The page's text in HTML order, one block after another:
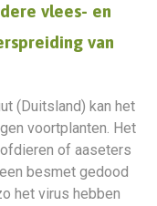
vlees- en
van
(Duitsland) kan het
voortplanten. Het
of aaseters
besmet gedood
het virus hebben